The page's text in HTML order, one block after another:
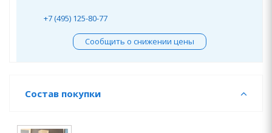
+7 (495) 125-80-77
Сообщить о снижении цены
Состав покупки